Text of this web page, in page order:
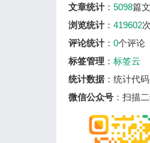
文章统计： 5098篇
浏览统计： 419602
评论统计： 0个评论
标签管理 ： 标签云
统计数据 ：统计代码
微信公众号 ：扫描